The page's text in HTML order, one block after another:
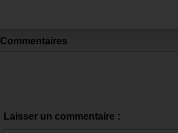
Commentaires
Laisser un commentaire :